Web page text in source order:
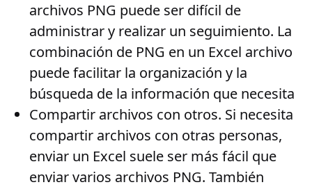
archivos PNG puede ser difícil de
administrar y realizar un seguimiento. La
combinación de PNG en un Excel archivo
puede facilitar la organización y la
búsqueda de la información que necesita
Compartir archivos con otros. Si necesita
compartir archivos con otras personas,
enviar un Excel suele ser más fácil que
enviar varios archivos PNG. También